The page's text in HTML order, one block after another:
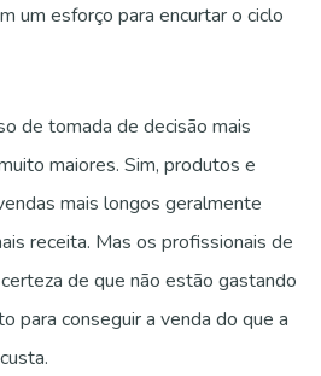
um esforço para encurtar o ciclo
de tomada de decisão mais
maiores. Sim, produtos e
mais longos geralmente
receita. Mas os profissionais de
de que não estão gastando
para conseguir a venda do que a